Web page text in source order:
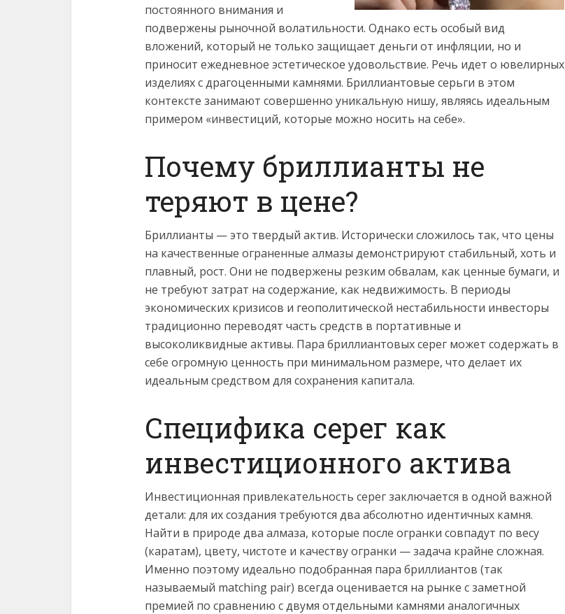
постоянного внимания и
подвержены рыночной волатильности. Однако есть особый вид
вложений, который не только защищает деньги от инфляции, но и
приносит ежедневное эстетическое удовольствие. Речь идет о ювелирных
изделиях с драгоценными камнями. Бриллиантовые серьги в этом
контексте занимают совершенно уникальную нишу, являясь идеальным
примером «инвестиций, которые можно носить на себе».
Почему бриллианты не
теряют в цене?
Бриллианты — это твердый актив. Исторически сложилось так, что цены
на качественные ограненные алмазы демонстрируют стабильный, хоть и
плавный, рост. Они не подвержены резким обвалам, как ценные бумаги, и
не требуют затрат на содержание, как недвижимость. В периоды
экономических кризисов и геополитической нестабильности инвесторы
традиционно переводят часть средств в портативные и
высоколиквидные активы. Пара бриллиантовых серег может содержать в
себе огромную ценность при минимальном размере, что делает их
идеальным средством для сохранения капитала.
Специфика серег как
инвестиционного актива
Инвестиционная привлекательность серег заключается в одной важной
детали: для их создания требуются два абсолютно идентичных камня.
Найти в природе два алмаза, которые после огранки совпадут по весу
(каратам), цвету, чистоте и качеству огранки — задача крайне сложная.
Именно поэтому идеально подобранная пара бриллиантов (так
называемый matching pair) всегда оценивается на рынке с заметной
премией по сравнению с двумя отдельными камнями аналогичных